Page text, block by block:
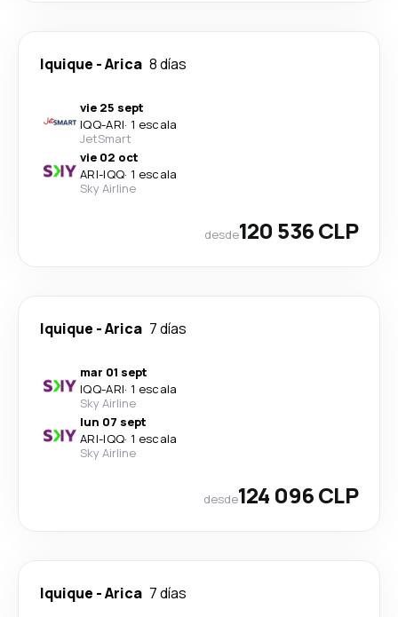
Iquique -Arica 8 días
vie 25 sept
IQQ-ARI· 1 escala
JetSmart
vie 02 oct
ARI-IQQ· 1 escala
Sky Airline
desde120 536 CLP
Iquique -Arica 7 días
mar 01 sept
IQQ-ARI· 1 escala
Sky Airline
lun 07 sept
ARI-IQQ· 1 escala
Sky Airline
desde124 096 CLP
Iquique -Arica 7 días